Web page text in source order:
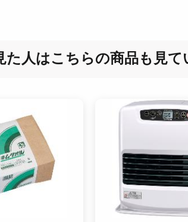
た人はこちらの商品も見て